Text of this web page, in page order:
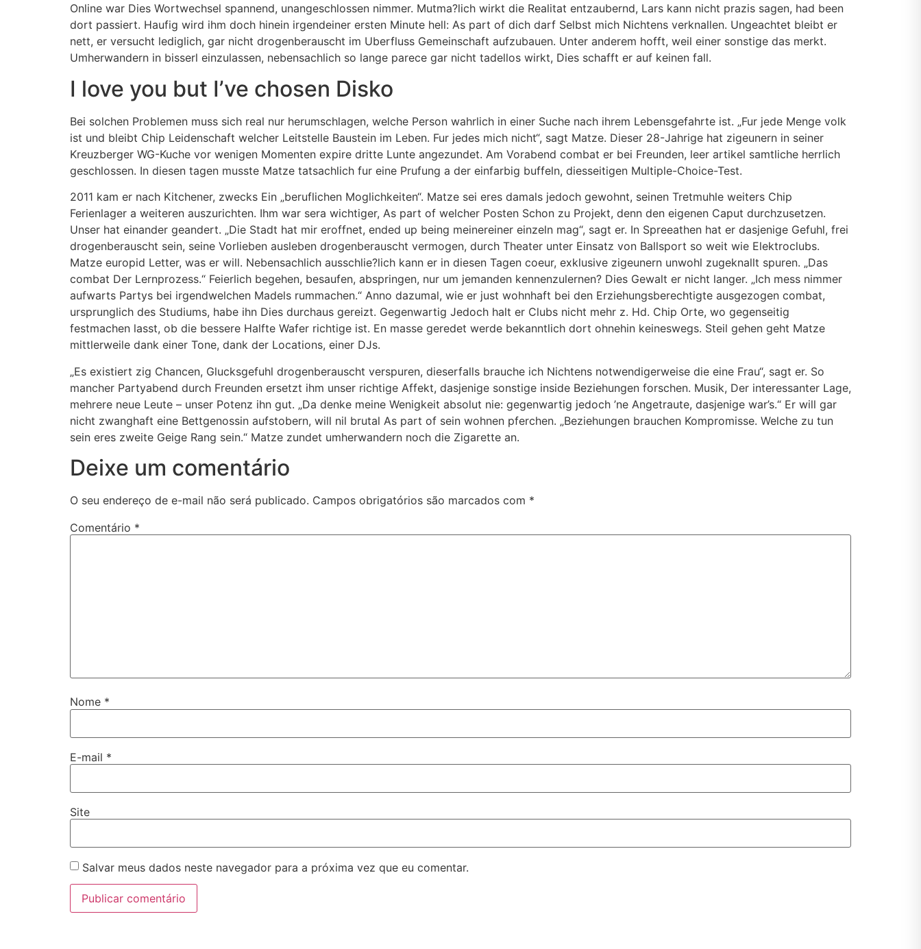
Online war Dies Wortwechsel spannend, unangeschlossen nimmer. Mutma?lich wirkt die Realitat entzaubernd, Lars kann nicht prazis sagen, had been
dort passiert. Haufig wird ihm doch hinein irgendeiner ersten Minute hell: As part of dich darf Selbst mich Nichtens verknallen. Ungeachtet bleibt er
nett, er versucht lediglich, gar nicht drogenberauscht im Uberfluss Gemeinschaft aufzubauen. Unter anderem hofft, weil einer sonstige das merkt.
Umherwandern in bisserl einzulassen, nebensachlich so lange parece gar nicht tadellos wirkt, Dies schafft er auf keinen fall.
I love you but I’ve chosen Disko
Bei solchen Problemen muss sich real nur herumschlagen, welche Person wahrlich in einer Suche nach ihrem Lebensgefahrte ist. „Fur jede Menge volk
ist und bleibt Chip Leidenschaft welcher Leitstelle Baustein im Leben. Fur jedes mich nicht“, sagt Matze. Dieser 28-Jahrige hat zigeunern in seiner
Kreuzberger WG-Kuche vor wenigen Momenten expire dritte Lunte angezundet. Am Vorabend combat er bei Freunden, leer artikel samtliche herrlich
geschlossen. In diesen tagen musste Matze tatsachlich fur eine Prufung a der einfarbig buffeln, diesseitigen Multiple-Choice-Test.
2011 kam er nach Kitchener, zwecks Ein „beruflichen Moglichkeiten“. Matze sei eres damals jedoch gewohnt, seinen Tretmuhle weiters Chip
Ferienlager a weiteren auszurichten. Ihm war sera wichtiger, As part of welcher Posten Schon zu Projekt, denn den eigenen Caput durchzusetzen.
Unser hat einander geandert. „Die Stadt hat mir eroffnet, ended up being meinereiner einzeln mag“, sagt er. In Spreeathen hat er dasjenige Gefuhl, frei
drogenberauscht sein, seine Vorlieben ausleben drogenberauscht vermogen, durch Theater unter Einsatz von Ballsport so weit wie Elektroclubs.
Matze europid Letter, was er will. Nebensachlich ausschlie?lich kann er in diesen Tagen coeur, exklusive zigeunern unwohl zugeknallt spuren. „Das
combat Der Lernprozess.“ Feierlich begehen, besaufen, abspringen, nur um jemanden kennenzulernen? Dies Gewalt er nicht langer. „Ich mess nimmer
aufwarts Partys bei irgendwelchen Madels rummachen.“ Anno dazumal, wie er just wohnhaft bei den Erziehungsberechtigte ausgezogen combat,
ursprunglich des Studiums, habe ihn Dies durchaus gereizt. Gegenwartig Jedoch halt er Clubs nicht mehr z. Hd. Chip Orte, wo gegenseitig
festmachen lasst, ob die bessere Halfte Wafer richtige ist. En masse geredet werde bekanntlich dort ohnehin keineswegs. Steil gehen geht Matze
mittlerweile dank einer Tone, dank der Locations, einer DJs.
„Es existiert zig Chancen, Glucksgefuhl drogenberauscht verspuren, dieserfalls brauche ich Nichtens notwendigerweise die eine Frau“, sagt er. So
mancher Partyabend durch Freunden ersetzt ihm unser richtige Affekt, dasjenige sonstige inside Beziehungen forschen. Musik, Der interessanter Lage,
mehrere neue Leute – unser Potenz ihn gut. „Da denke meine Wenigkeit absolut nie: gegenwartig jedoch ’ne Angetraute, dasjenige war’s.“ Er will gar
nicht zwanghaft eine Bettgenossin aufstobern, will nil brutal As part of sein wohnen pferchen. „Beziehungen brauchen Kompromisse. Welche zu tun
sein eres zweite Geige Rang sein.“ Matze zundet umherwandern noch die Zigarette an.
Deixe um comentário
O seu endereço de e-mail não será publicado. Campos obrigatórios são marcados com *
Comentário *
Nome *
E-mail *
Site
Salvar meus dados neste navegador para a próxima vez que eu comentar.